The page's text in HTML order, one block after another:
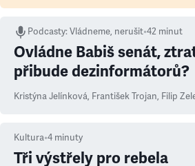
Podcasty:Vládneme, nerušit•42 minut
Ovládne Babiš senát,
přibude dezinformátorů?
Kristýna Jelínková, František Trojan, Filip
Kultura•4 minuty
Tři výstřely pro rebela